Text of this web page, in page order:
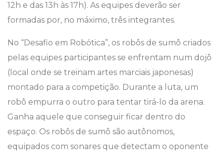
12h e das 13h às 17h). As equipes deverão ser
formadas por, no máximo, três integrantes.
No “Desafio em Robótica”, os robôs de sumô criados
pelas equipes participantes se enfrentam num dojô
(local onde se treinam artes marciais japonesas)
montado para a competição. Durante a luta, um
robô empurra o outro para tentar tirá-lo da arena.
Ganha aquele que conseguir ficar dentro do
espaço. Os robôs de sumô são autônomos,
equipados com sonares que detectam o oponente